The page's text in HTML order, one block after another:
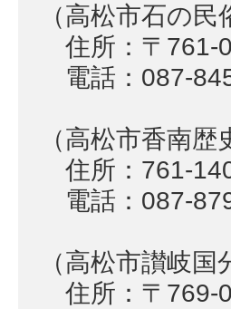
（高松市石の民
住所：〒761-
電話：087-
（高松市香南歴
住所：761-
電話：087-
（高松市讃岐国
住所：〒769-